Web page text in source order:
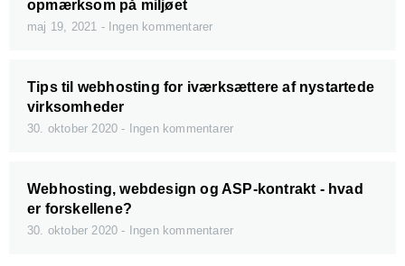
opmærksom på miljøet
maj 19, 2021 Ingen kommentarer
Tips til webhosting for iværksættere af nystartede
virksomheder
30. oktober 2020 Ingen kommentarer
Webhosting, webdesign og ASP-kontrakt - hvad
er forskellene?
30. oktober 2020 Ingen kommentarer